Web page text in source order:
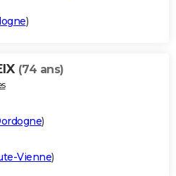
)
(74 ans)
)
Vienne)